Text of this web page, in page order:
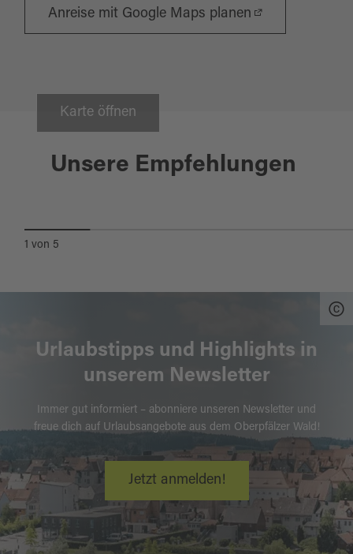
Anreise mit Google Maps planen
Karte öffnen
Unsere Empfehlungen
Waldsassen 04.07.2027
1 von 5
Urlaubstipps und Highlights in
unserem Newsletter
Immer gut informiert – abonniere unseren Newsletter und
freue dich auf Urlaubsangebote aus dem Oberpfälzer Wald!
Jetzt anmelden!